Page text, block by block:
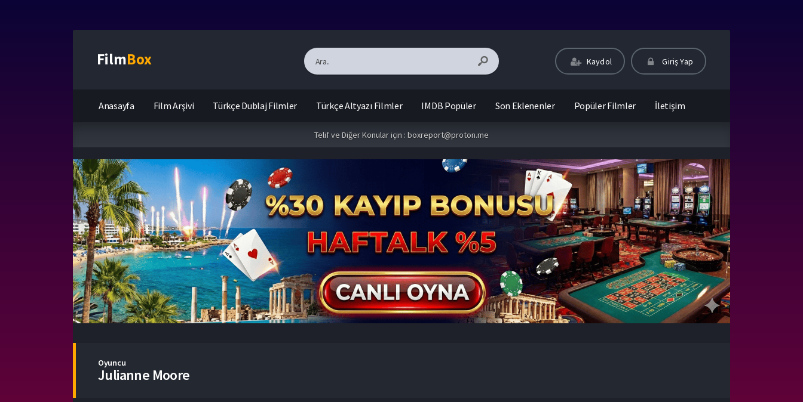
FilmBox Kaydol Giriş Yap
Anasayfa Film Arşivi Türkçe Dublaj Filmler Türkçe Altyazı Filmler IMDB Popüler Son Eklenenler Popüler Filmler İletişim
Telif ve Diğer Konular için : boxreport@proton.me
Oyuncu
Julianne Moore